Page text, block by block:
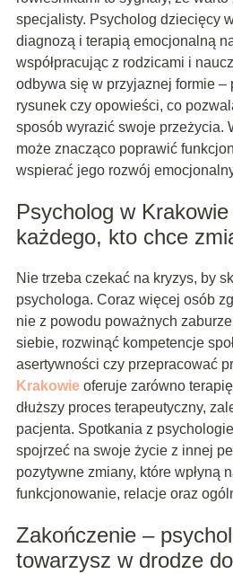
specjalisty. Psycholog dziecięcy
diagnozą i terapią emocjonalną
współpracując z rodzicami i
odbywa się w przyjaznej formie –
rysunek czy opowieści, co
sposób wyrazić swoje przeżycia.
może znacząco poprawić
wspierać jego rozwój
Psycholog w
każdego, kto chce
Nie trzeba czekać na kryzys, by
psychologa. Coraz więcej osób
nie z powodu poważnych
siebie, rozwinąć kompetencje
asertywności czy przepracować
Krakowieoferuje zarówno
dłuższy proces terapeutyczny,
pacjenta. Spotkania z
spojrzeć na swoje życie z innej
pozytywne zmiany, które wpłyną
funkcjonowanie, relacje oraz
Zakończenie –
towarzysz w drodze